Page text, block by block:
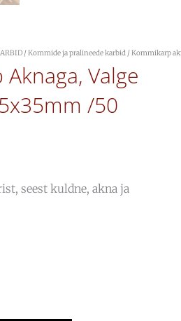
/Kommide ja pralineede karbid / Kommikarp
Valge
/50
seest kuldne, akna ja